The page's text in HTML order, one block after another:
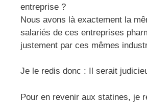
entreprise ?
Nous avons là exactement la
salariés de ces entreprises
justement par ces mêmes
Je le redis donc : Il serait
Pour en revenir aux statines, je